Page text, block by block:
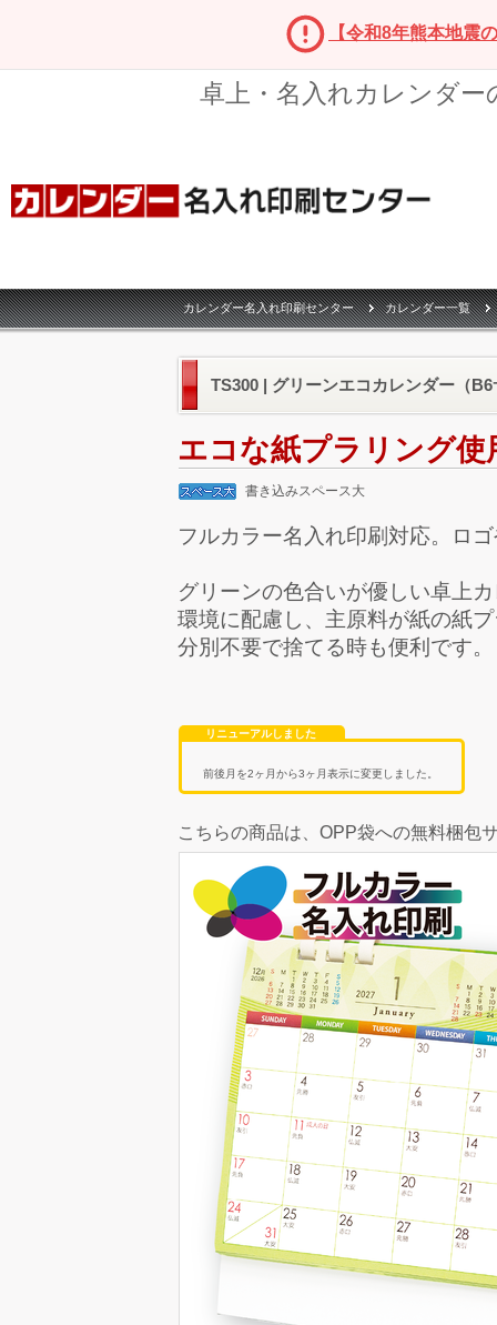
【令和8年熊本地震
卓上・名入れカレンダ
カレンダー名入れ印刷センター カレンダー一覧
TS300 | グリーンエコカレンダー（
エコな紙プラリング
書き込みスペース大
フルカラー名入れ印刷対応。ロ
グリーンの色合いが優しい卓上
環境に配慮し、主原料が紙の紙
分別不要で捨てる時も便利です。
リニューアルしました
前後月を2ヶ月から3ヶ月表示に変更しました。
こちらの商品は、OPP袋への無料梱包